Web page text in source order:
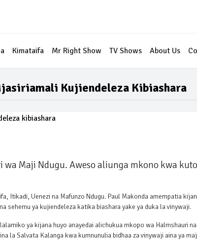
Kimataifa Mr Right Show TV Shows About Us
Kujiendeleza Kibiashara
wa Maji Ndugu. Aweso aliunga mkono kwa
Itikadi, Uenezi na Mafunzo Ndugu. Paul Makonda amempatia
sehemu ya kujiendeleza katika biashara yake ya duka la vinywaji.
ya kijana huyo anayedai alichukua mkopo wa Halmshauri na
la Salvata Kalanga kwa kumnunulia bidhaa za vinywaji aina ya